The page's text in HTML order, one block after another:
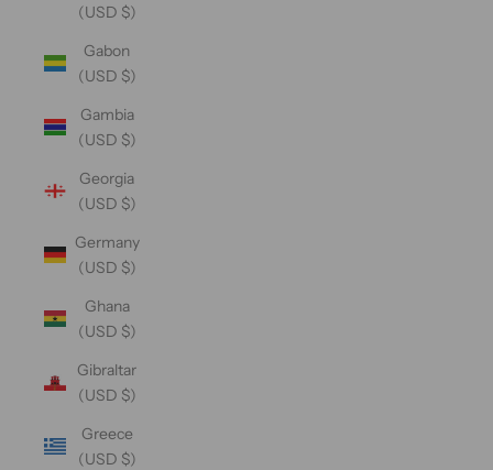
(USD $)
Gabon
(USD $)
Gambia
(USD $)
Georgia
(USD $)
Germany
(USD $)
Ghana
(USD $)
Gibraltar
(USD $)
Greece
(USD $)